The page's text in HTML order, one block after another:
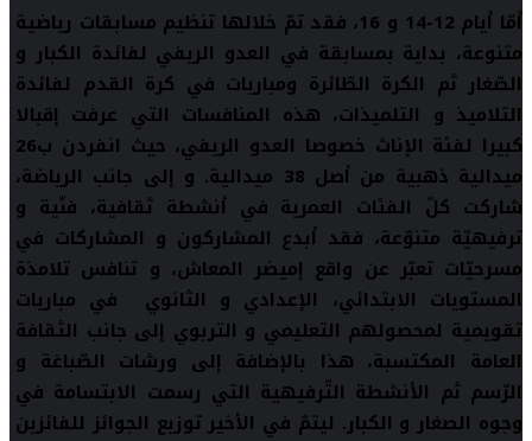
أمّا أيام 12-14 و 16، فقد تمّ خلالها تنظيم مسابقات رياضية
متنوعة، بداية بمسابقة في العدو الريفي لفائدة الكبار و
الصّغار ثم الكرة الطّائرة ومباريات في كرة القدم لفائدة
التلاميذ و التلميذات، هذه المنافسات التي عرفت إقبالا
كبيرا لفئة الإناث خصوصا العدو الريفي، حيث انفردن ب26
ميدالية ذهبية من أصل 38 ميدالية. و إلى جانب الرياضة،
شاركت كلّ الفئات العمرية في أنشطة ثقافية، فنّية و
ترفيهيّة متنوّعة، فقد أبدع المشاركون و المشاركات في
مسرحيّات تعبّر عن واقع إميضر المعاش، و تنافس تلامذة
المستويات الابتدائي، الإعدادي و الثانوي في مباريات
تقويمية لمحصولهم التعليمي و التربوي إلى جانب الثقافة
العامة المكتسبة، هذا بالإضافة إلى ورشات الصّباغة و
الرّسم ثم الأنشطة التّرفيهية التي رسمت الابتسامة في
وجوه الصغار و الكبار. ليتمّ في الأخير توزيع الجوائز للفائزين